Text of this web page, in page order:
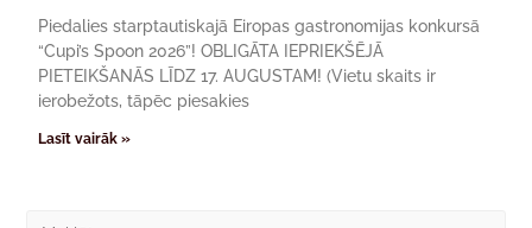
Piedalies starptautiskajā Eiropas gastronomijas konkursā
“Cupi’s Spoon 2026”! OBLIGĀTA IEPRIEKŠĒJĀ
PIETEIKŠANĀS LĪDZ 17. AUGUSTAM! (Vietu skaits ir
ierobežots, tāpēc piesakies
Lasīt vairāk »